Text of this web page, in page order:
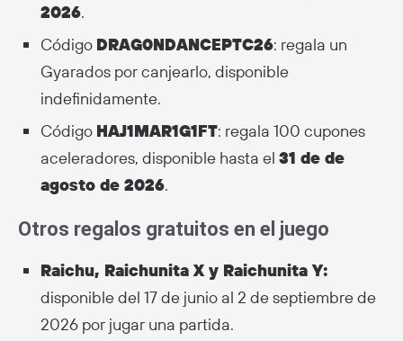
2026.
Código DRAG0NDANCEPTC26: regala un
Gyarados por canjearlo, disponible
indefinidamente.
Código HAJ1MAR1G1FT: regala 100 cupones
aceleradores, disponible hasta el 31 de de
agosto de 2026.
Otros regalos gratuitos en el juego
Raichu, Raichunita X y Raichunita Y:
disponible del 17 de junio al 2 de septiembre de
2026 por jugar una partida.